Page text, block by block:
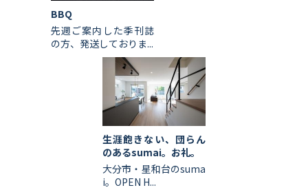
BBQ
先週ご案内した季刊誌
の方、発送しておりま...
生涯飽きない、団らん
のあるsumai。お礼。
大分市・星和台のsuma
i。OPEN H...